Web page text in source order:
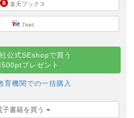
楽天ブックス
7net
公式SEshopで買う
プレゼント
育機関での一括購入
子書籍を買う